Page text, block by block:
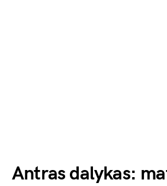
Antras dalykas: